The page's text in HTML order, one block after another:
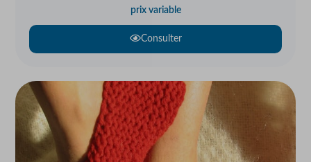
prix variable
Consulter